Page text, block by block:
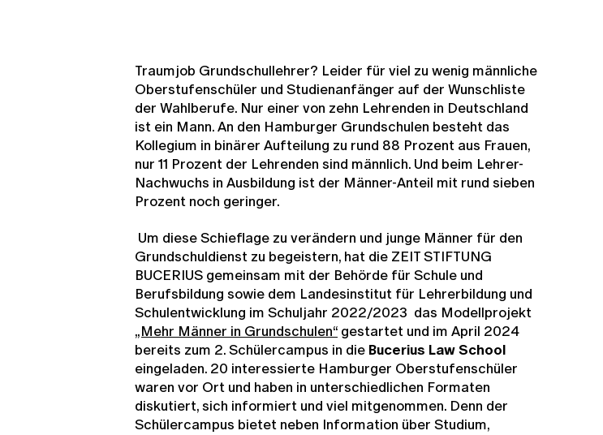
Traumjob Grundschullehrer? Leider für viel zu wenig männliche
Oberstufenschüler und Studienanfänger auf der Wunschliste
der Wahlberufe. Nur einer von zehn Lehrenden in Deutschland
ist ein Mann. An den Hamburger Grundschulen besteht das
Kollegium in binärer Aufteilung zu rund 88 Prozent aus Frauen,
nur 11 Prozent der Lehrenden sind männlich. Und beim Lehrer-
Nachwuchs in Ausbildung ist der Männer-Anteil mit rund sieben
Prozent noch geringer.
Um diese Schieflage zu verändern und junge Männer für den
Grundschuldienst zu begeistern, hat die ZEIT STIFTUNG
BUCERIUS gemeinsam mit der Behörde für Schule und
Berufsbildung sowie dem Landesinstitut für Lehrerbildung und
Schulentwicklung im Schuljahr 2022/2023 das Modellprojekt
„Mehr Männer in Grundschulen“ gestartet und im April 2024
bereits zum 2. Schülercampus in die Bucerius Law School
eingeladen. 20 interessierte Hamburger Oberstufenschüler
waren vor Ort und haben in unterschiedlichen Formaten
diskutiert, sich informiert und viel mitgenommen. Denn der
Schülercampus bietet neben Information über Studium,